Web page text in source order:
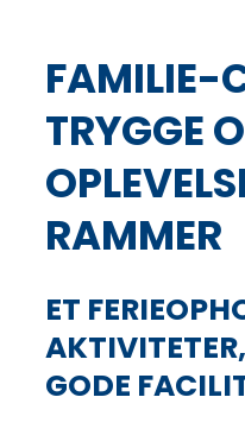
FAMILIE-
TRYGGE
RAMMER
ET
GODE